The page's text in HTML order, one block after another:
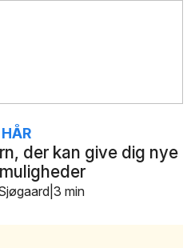
der kan give dig nye
HÅR
3 min